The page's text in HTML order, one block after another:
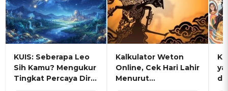
KUIS: Seberapa Leo
Sih Kamu? Mengukur
Tingkat Percaya Diri
Kalkulator Weton
Online, Cek Hari Lahir
Menurut